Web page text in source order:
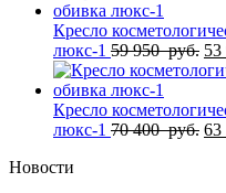
72
Кресло
люкс-1 59 950руб.
59
53
Кресло
люкс-1 70 400руб. 63
Новости